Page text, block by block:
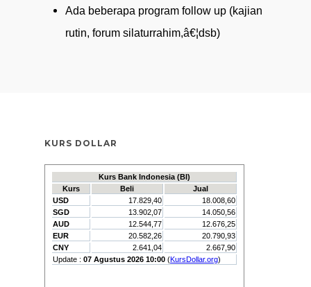
Ada beberapa program follow up (kajian
rutin, forum silaturrahim,â€¦dsb)
KURS DOLLAR